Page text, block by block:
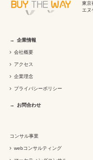
東京
エヌ
企業情報
会社概要
アクセス
企業理念
プライバシーポリシー
お問合わせ
コンサル事業
webコンサルティング